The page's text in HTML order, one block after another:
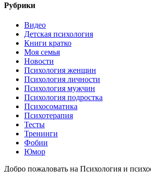
Рубрики
Видео
Детская психология
Книги кратко
Моя семья
Новости
Психология женщин
Психология личности
Психология мужчин
Психология подростка
Психосоматика
Психотерапия
Тесты
Тренинги
Фобии
Юмор
Добро пожаловать на Психология и